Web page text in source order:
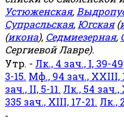
Устюженская,
Супрасльская, Югская(
(икона), Седмиезерная,
Сергиевой Лавре).
Утр. - Лк., 4 зач., I, 39-
3-15. Мф., 94 зач., XXIII,
зач., II, 5-11. Лк., 54 зач.,
335 зач., XIII, 17-21. Лк.,
-